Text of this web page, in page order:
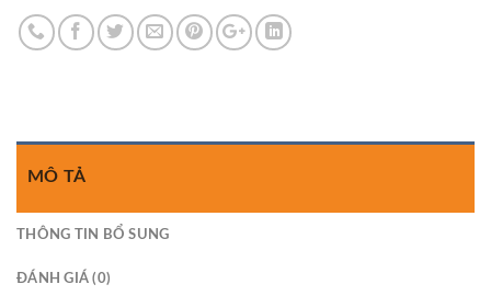
MÔ TẢ
THÔNG TIN BỔ SUNG
ĐÁNH GIÁ (0)